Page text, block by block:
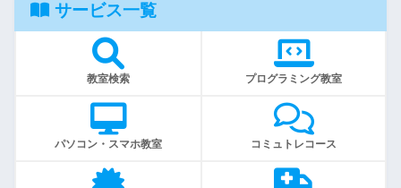
サービス一覧
教室検索 プログラミング教室
パソコン・スマホ教室 コミュトレコース